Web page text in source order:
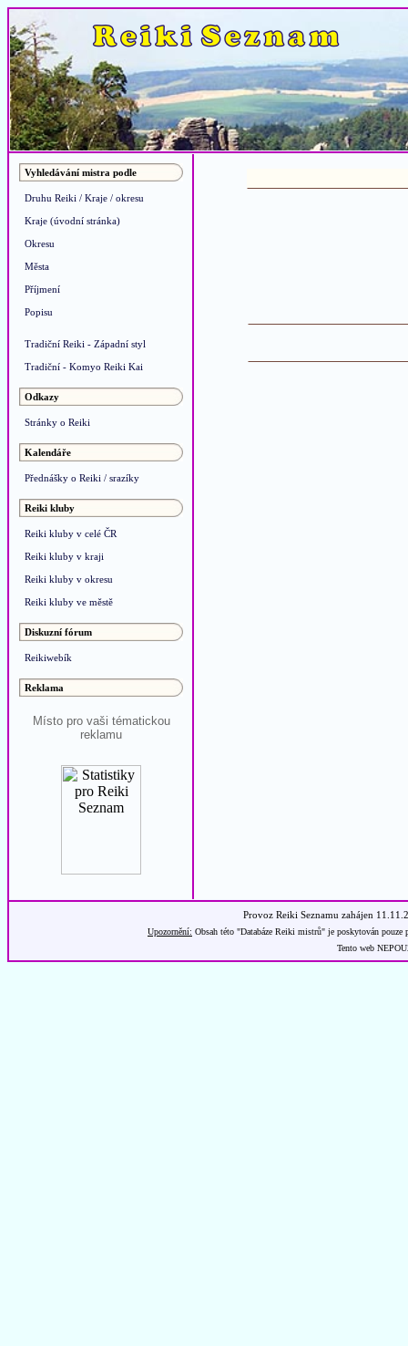
Vyhledávání mistra podle
Druhu Reiki / Kraje / okresu
Kraje (úvodní stránka)
Okresu
Města
Příjmení
Popisu
Tradiční Reiki - Západní styl
Tradiční - Komyo Reiki Kai
Odkazy
Stránky o Reiki
Kalendáře
Přednášky o Reiki / srazíky
Reiki kluby
Reiki kluby v celé ČR
Reiki kluby v kraji
Reiki kluby v okresu
Reiki kluby ve městě
Diskuzní fórum
Reikiwebík
Reklama
Místo pro vaši tématickou
reklamu
Provoz Reiki Seznamu zahájen
Upozornění: Obsah této "Databáze Reiki mistrů" je poskytován
Tento web